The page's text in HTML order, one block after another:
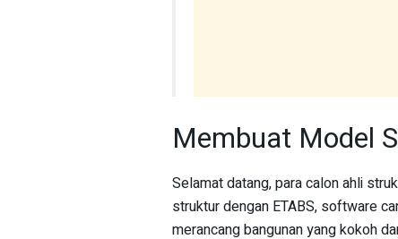
Membuat Model
Selamat datang, para calon ahli
struktur dengan ETABS, software
merancang bangunan yang kokoh